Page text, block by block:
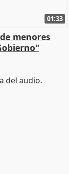
01:33
menores